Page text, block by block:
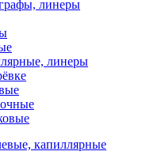
линеры
линеры
капиллярные